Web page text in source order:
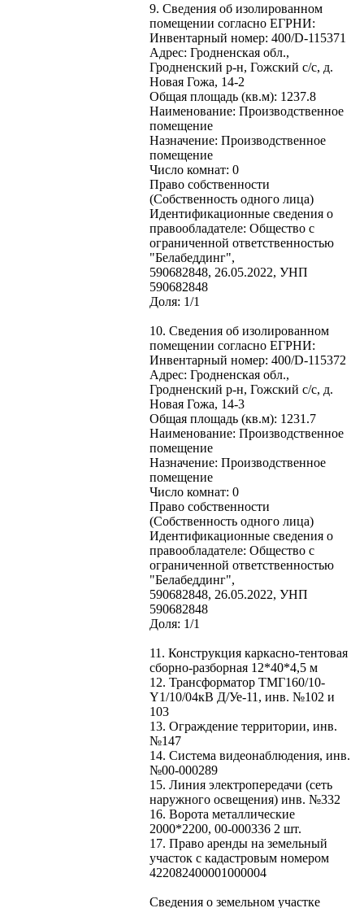
9. Сведения об изолированном
помещении согласно ЕГРНИ:
Инвентарный номер: 400/D-115371
Адрес: Гродненская обл.,
Гродненский р-н, Гожский с/с, д.
Новая Гожа, 14-2
Общая площадь (кв.м): 1237.8
Наименование: Производственное
помещение
Назначение: Производственное
помещение
Число комнат: 0
Право собственности
(Собственность одного лица)
Идентификационные сведения о
правообладателе: Общество с
ограниченной ответственностью
"Белабеддинг",
590682848, 26.05.2022, УНП
590682848
Доля: 1/1
10. Сведения об изолированном
помещении согласно ЕГРНИ:
Инвентарный номер: 400/D-115372
Адрес: Гродненская обл.,
Гродненский р-н, Гожский с/с, д.
Новая Гожа, 14-3
Общая площадь (кв.м): 1231.7
Наименование: Производственное
помещение
Назначение: Производственное
помещение
Число комнат: 0
Право собственности
(Собственность одного лица)
Идентификационные сведения о
правообладателе: Общество с
ограниченной ответственностью
"Белабеддинг",
590682848, 26.05.2022, УНП
590682848
Доля: 1/1
11. Конструкция каркасно-тентовая
сборно-разборная 12*40*4,5 м
12. Трансформатор ТМГ160/10-
Y1/10/04кВ Д/Уе-11, инв. №102 и
103
13. Ограждение территории, инв.
№147
14. Система видеонаблюдения, инв.
№00-000289
15. Линия электропередачи (сеть
наружного освещения) инв. №332
16. Ворота металлические
2000*2200, 00-000336 2 шт.
17. Право аренды на земельный
участок с кадастровым номером
422082400001000004
Сведения о земельном участке